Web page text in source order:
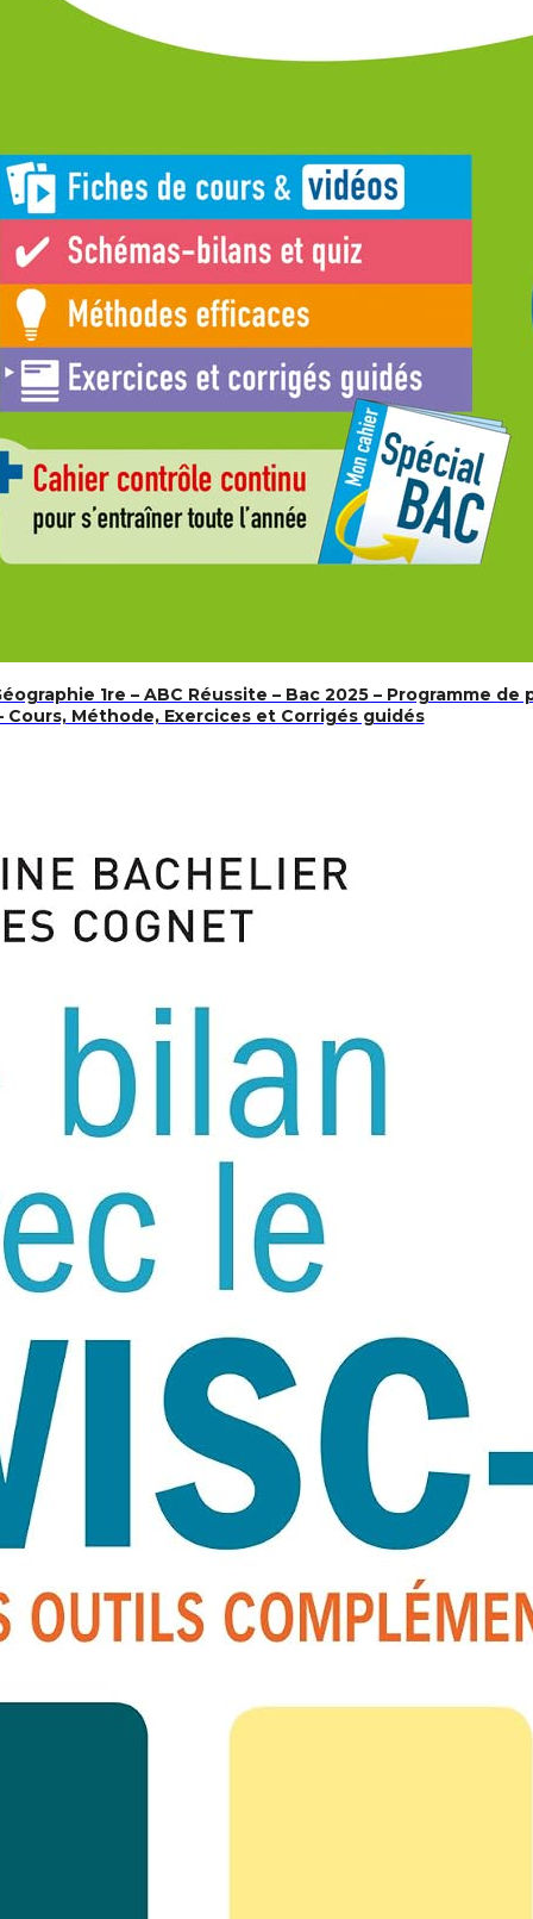
1re – ABC Réussite – Bac 2025 – Programme
Cours, Méthode, Exercices et Corrigés guidés